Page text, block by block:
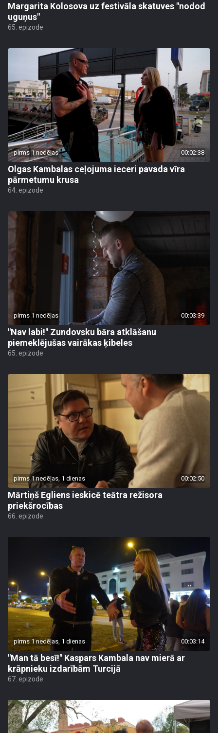
Margarita Kolosova uz festivāla skatuves "nodod
uguņus"
65. epizode
pirms 1 nedēļas 00:02:38
Olgas Kambalas ceļojuma ieceri pavada vīra
pārmetumu krusa
64. epizode
pirms 1 nedēļas 00:03:39
"Nav labi!" Zundovsku bāra atklāšanu
piemeklējušas vairākas ķibeles
65. epizode
pirms 1 nedēļas, 1 dienas 00:02:50
Mārtiņš Egliens ieskicē teātra režisora
priekšrocības
66. epizode
pirms 1 nedēļas, 1 dienas 00:03:14
"Man tā besī!" Kaspars Kambala nav mierā ar
krāpnieku izdarībām Turcijā
67. epizode